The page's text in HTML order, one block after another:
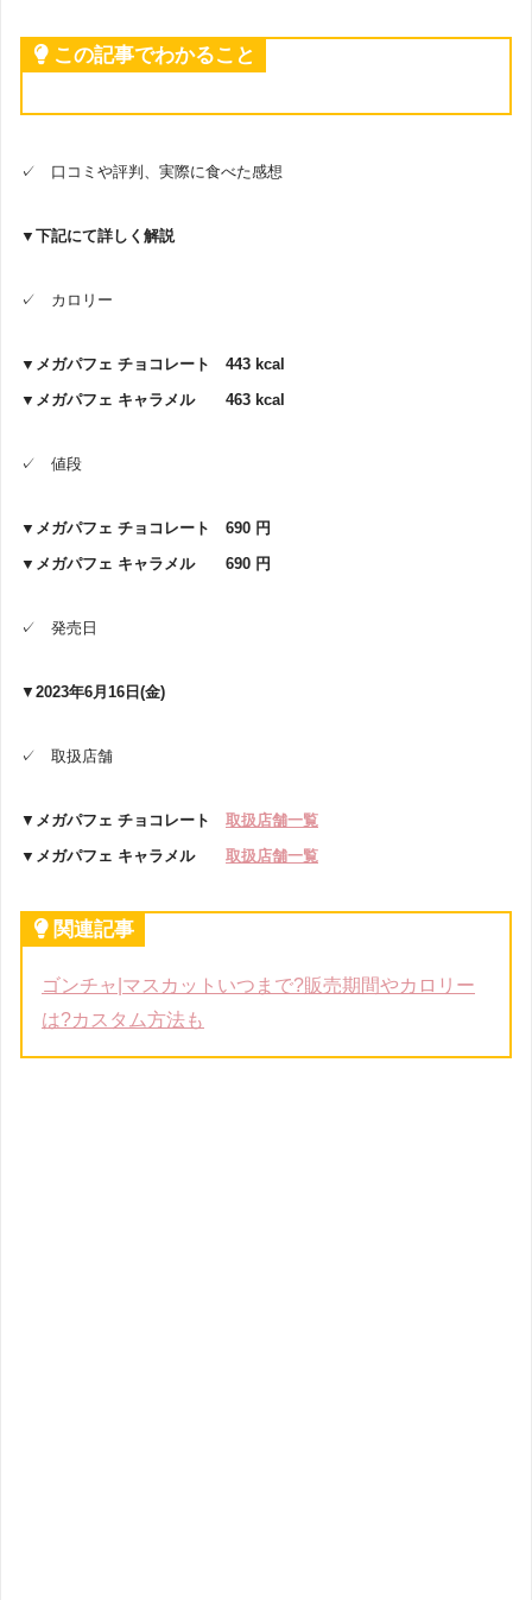
この記事でわかること
✓ 口コミや評判、実際に食べた感想
▼下記にて詳しく解説
✓ カロリー
▼メガパフェ チョコレート 443 kcal
▼メガパフェ キャラメル 463 kcal
✓ 値段
▼メガパフェ チョコレート 690 円
▼メガパフェ キャラメル 690 円
✓ 発売日
▼ 2023年6月16日(金)
✓ 取扱店舗
▼ メガパフェ チョコレート 取扱店舗一覧
▼メガパフェ キャラメル 取扱店舗一覧
関連記事
ゴンチャ|マスカットいつまで?販売期間やカロリー
は?カスタム方法も